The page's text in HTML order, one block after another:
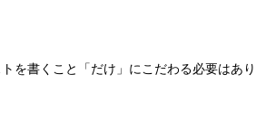
を書くこと「だけ」にこだわる必要はあり